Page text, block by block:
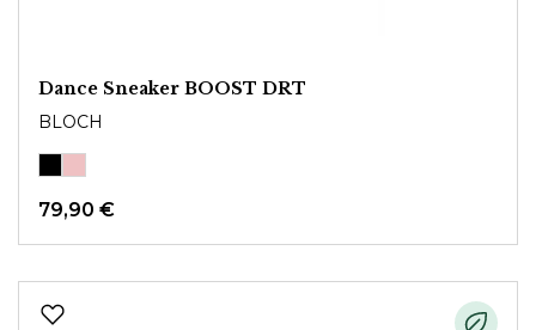
Dance Sneaker BOOST DRT
BLOCH
79,90 €